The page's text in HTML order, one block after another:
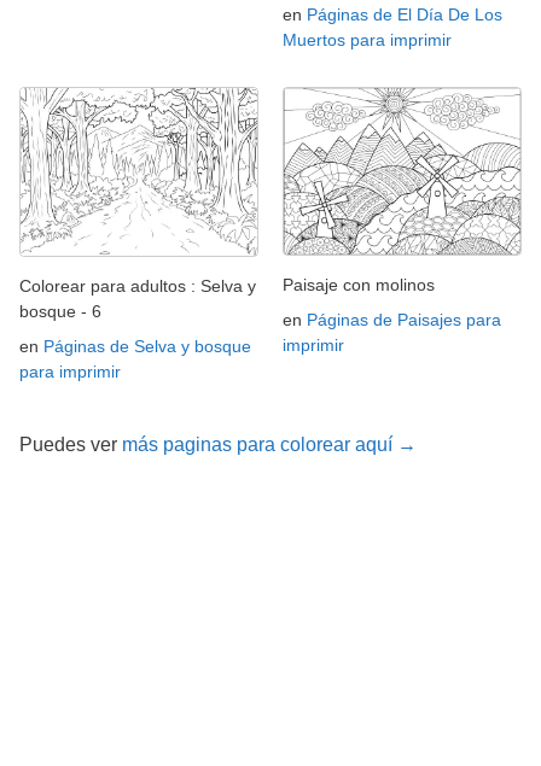
en Páginas de El Día De Los
Muertos para imprimir
Colorear para adultos : Selva y
bosque - 6
en Páginas de Selva y bosque
para imprimir
Paisaje con molinos
en Páginas de Paisajes para
imprimir
Puedes ver más paginas para colorear aquí →